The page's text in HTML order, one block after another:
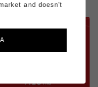
and doesn't